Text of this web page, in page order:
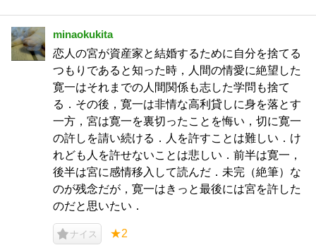
minaokukita
恋人の宮が資産家と結婚するために自分を捨てる
つもりであると知った時，人間の情愛に絶望した
寛一はそれまでの人間関係も志した学問も捨て
る．その後，寛一は非情な高利貸しに身を落とす
一方，宮は寛一を裏切ったことを悔い，切に寛一
の許しを請い続ける．人を許すことは難しい．け
れども人を許せないことは悲しい．前半は寛一，
後半は宮に感情移入して読んだ．未完（絶筆）な
のが残念だが，寛一はきっと最後には宮を許した
のだと思いたい．
ナイス ★2